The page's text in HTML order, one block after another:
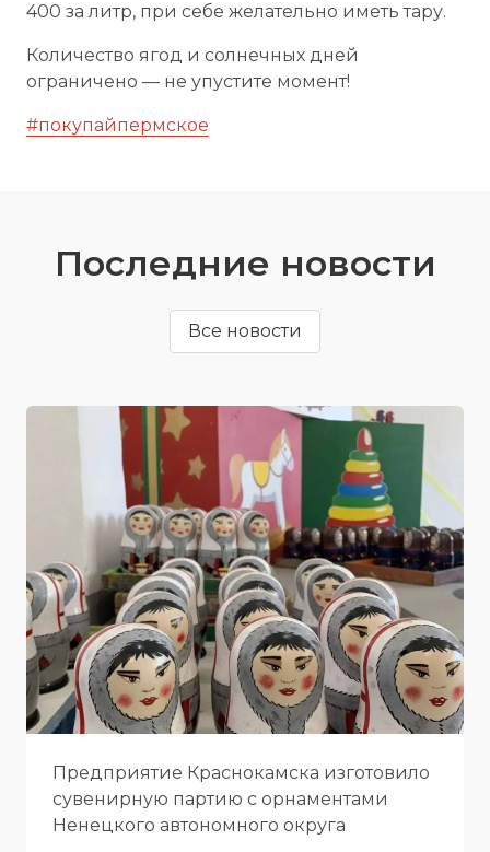
400 за литр, при себе желательно иметь тару.
Количество ягод и солнечных дней
ограничено — не упустите момент!
#покупайпермское
Последние новости
Все новости
Предприятие Краснокамска изготовило
сувенирную партию с орнаментами
Ненецкого автономного округа